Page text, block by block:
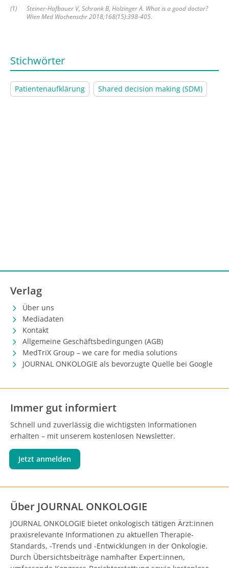
(1)
Steiner-Hofbauer V, Schrank B, Holzinger A. What is a good doctor?
Wien Med Wochenschr 2018;168(15):398-405.
Stichwörter
Patientenaufklärung Shared decision making (SDM)
Verlag
Über uns
Mediadaten
Kontakt
Allgemeine Geschäftsbedingungen (AGB)
MedTriX Group – we care for media solutions
JOURNAL ONKOLOGIE als bevorzugte Quelle bei Google
Immer gut informiert
Schnell und zuverlässig die wichtigsten Informationen
erhalten – mit unserem kostenlosen Newsletter.
Jetzt anmelden
Über JOURNAL ONKOLOGIE
JOURNAL ONKOLOGIE bietet onkologisch tätigen Ärzt:innen
praxisrelevante Informationen zu aktuellen Therapie-
Standards, -Trends und -Entwicklungen in der Onkologie.
Durch Übersichtsbeiträge namhafter Expert:innen,